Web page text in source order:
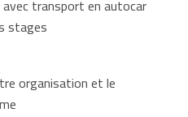
transport en autocar
stages
organisation et le